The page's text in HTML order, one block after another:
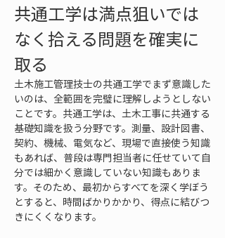
共通工学は満点狙いでは
なく拾える問題を確実に
取る
土木施工管理技士の共通工学でまず意識した
いのは、全範囲を完璧に理解しようとしない
ことです。共通工学は、土木工事に共通する
基礎知識を扱う分野です。測量、設計図書、
契約、機械、電気など、現場で直接使う知識
もあれば、普段は専門担当者に任せていて自
分では細かく意識していない知識もありま
す。そのため、最初からすべてを深く学ぼう
とすると、時間ばかりかかり、得点に結びつ
きにくくなります。